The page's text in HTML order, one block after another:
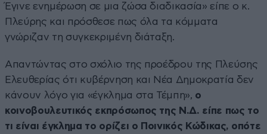
Έγινε ενημέρωση σε μια ζώσα διαδικασία» είπε ο κ.
Πλεύρης και πρόσθεσε πως όλα τα κόμματα
γνώριζαν τη συγκεκριμένη διάταξη.
Απαντώντας στο σχόλιο της προέδρου της Πλεύσης
Ελευθερίας ότι κυβέρνηση και Νέα Δημοκρατία δεν
κάνουν λόγο για «έγκλημα στα Τέμπη», ο
κοινοβουλευτικός εκπρόσωπος της Ν.Δ. είπε πως το
τι είναι έγκλημα το ορίζει ο Ποινικός Κώδικας, οπότε